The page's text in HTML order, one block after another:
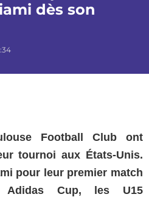
dès son
Football Club ont
tournoi aux États-Unis.
pour leur premier match
Adidas Cup, les U15